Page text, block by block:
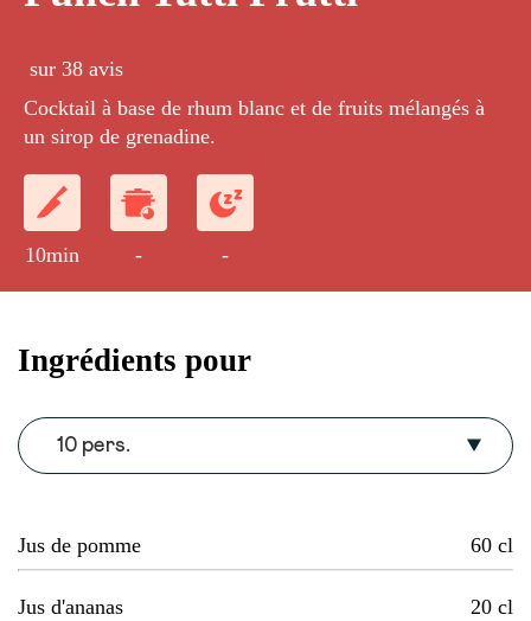
sur 38 avis
Cocktail à base de rhum blanc et de fruits mélangés à
un sirop de grenadine.
10min - -
Ingrédients pour
10 pers.
Jus de pomme 60 cl
Jus d'ananas 20 cl